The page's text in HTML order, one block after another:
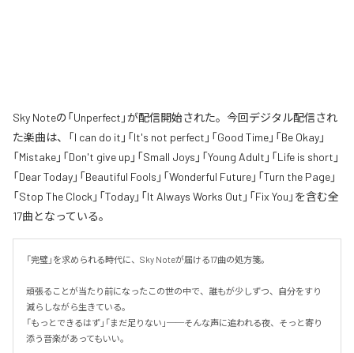
Sky Noteの「Unperfect」が配信開始された。今回デジタル配信され
た楽曲は、「I can do it」「It's not perfect」「Good Time」「Be Okay」
「Mistake」「Don't give up」「Small Joys」「Young Adult」「Life is short」
「Dear Today」「Beautiful Fools」「Wonderful Future」「Turn the Page」
「Stop The Clock」「Today」「It Always Works Out」「Fix You」を含む全
17曲となっている。
「完璧」を求められる時代に、Sky Noteが届ける17曲の処方箋。
頑張ることが当たり前になったこの世の中で、誰もが少しずつ、自分をすり
減らしながら生きている。
「もっとできるはず」「まだ足りない」──そんな声に追われる夜、そっと寄り
添う音楽があってもいい。